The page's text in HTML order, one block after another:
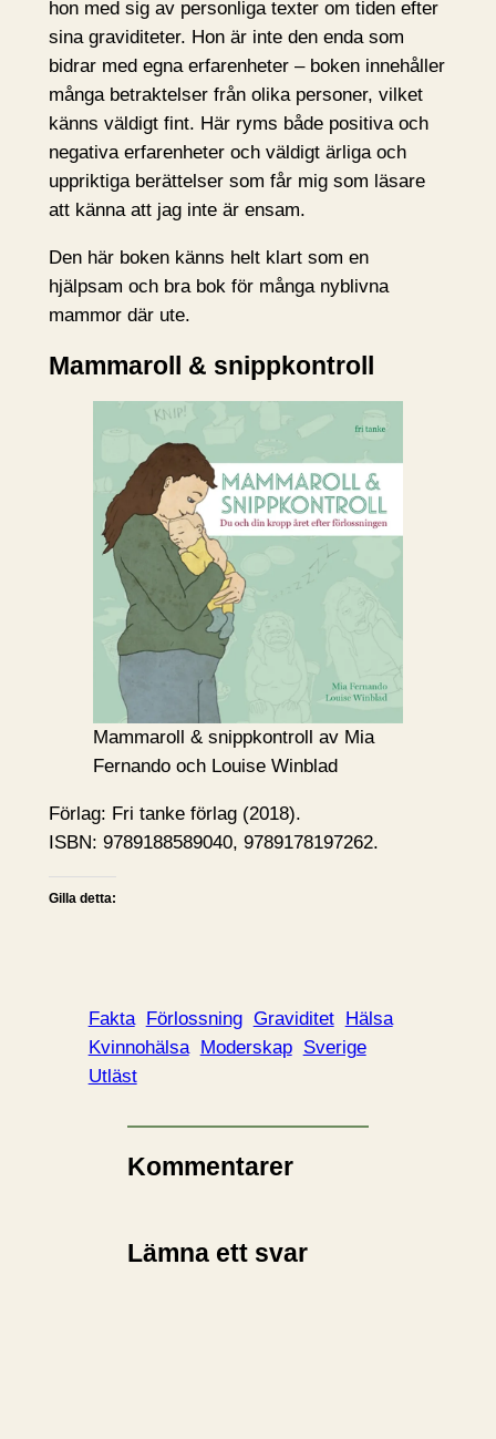
hon med sig av personliga texter om tiden efter
sina graviditeter. Hon är inte den enda som
bidrar med egna erfarenheter – boken innehåller
många betraktelser från olika personer, vilket
känns väldigt fint. Här ryms både positiva och
negativa erfarenheter och väldigt ärliga och
uppriktiga berättelser som får mig som läsare
att känna att jag inte är ensam.
Den här boken känns helt klart som en
hjälpsam och bra bok för många nyblivna
mammor där ute.
Mammaroll & snippkontroll
Mammaroll & snippkontroll av Mia
Fernando och Louise Winblad
Förlag: Fri tanke förlag (2018).
ISBN: 9789188589040, 9789178197262.
Gilla detta:
Fakta Förlossning Graviditet Hälsa
Kvinnohälsa Moderskap Sverige
Utläst
Kommentarer
Lämna ett svar